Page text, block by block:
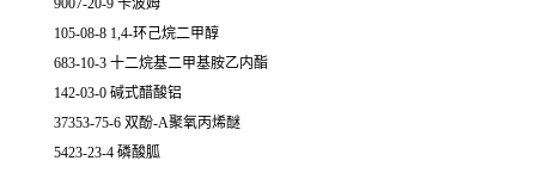
9007-20-9 卡波姆
105-08-8 1,4-环己烷二甲醇
683-10-3 十二烷基二甲基胺乙内酯
142-03-0 碱式醋酸铝
37353-75-6 双酚-A聚氧丙烯醚
5423-23-4 磷酸胍